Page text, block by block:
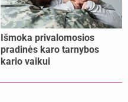
Išmoka privalomosios
pradinės karo tarnybos
kario vaikui